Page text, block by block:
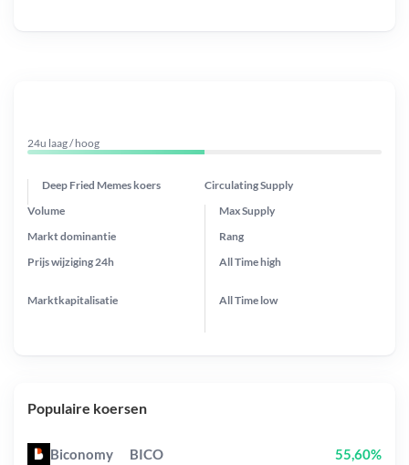
24u laag / hoog
Deep Fried Memes koers Circulating Supply
Prijs wijziging 24h
Max Supply
Markt dominantie
Marktkapitalisatie
Volume
Rang
All Timehigh
All Time low
Populaire koersen
Biconomy BICO 55,60%